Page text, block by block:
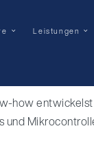
Leistungen
how